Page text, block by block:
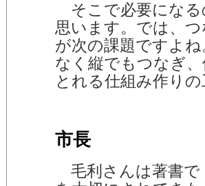
そこで必要になる
思います。では、
が次の課題ですよ
なく縦でもつなぎ
とれる仕組み作り
市長
毛利さんは著書で